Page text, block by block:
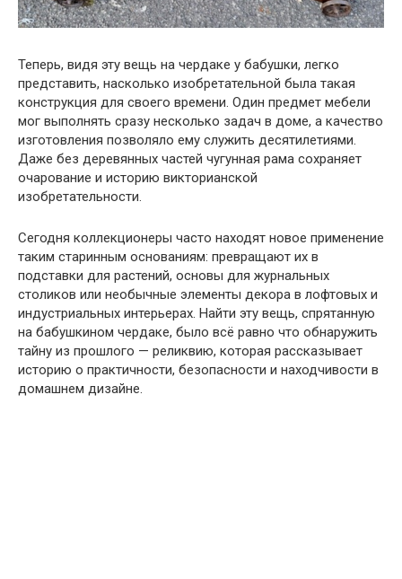
Теперь, видя эту вещь на чердаке у бабушки, легко
представить, насколько изобретательной была такая
конструкция для своего времени. Один предмет мебели
мог выполнять сразу несколько задач в доме, а качество
изготовления позволяло ему служить десятилетиями.
Даже без деревянных частей чугунная рама сохраняет
очарование и историю викторианской
изобретательности.
Сегодня коллекционеры часто находят новое применение
таким старинным основаниям: превращают их в
подставки для растений, основы для журнальных
столиков или необычные элементы декора в лофтовых и
индустриальных интерьерах. Найти эту вещь, спрятанную
на бабушкином чердаке, было всё равно что обнаружить
тайну из прошлого — реликвию, которая рассказывает
историю о практичности, безопасности и находчивости в
домашнем дизайне.